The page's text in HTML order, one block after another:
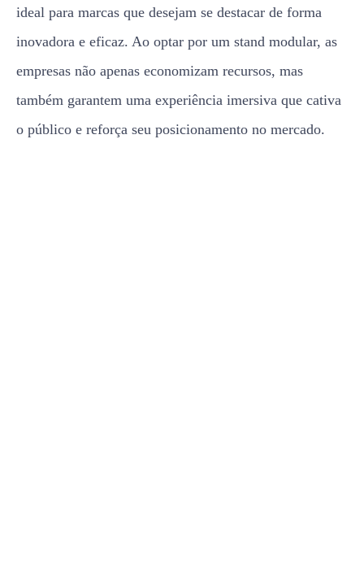
ideal para marcas que desejam se destacar de forma
inovadora e eficaz. Ao optar por um stand modular, as
empresas não apenas economizam recursos, mas
também garantem uma experiência imersiva que cativa
o público e reforça seu posicionamento no mercado.